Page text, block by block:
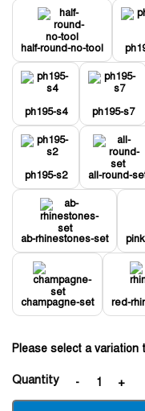
half-round-no-tool
ph195-s4 ph195-s7
ph195-s2 all-round-
ab-rhinestones-set
champagne-set red-
Please select a
Quantity